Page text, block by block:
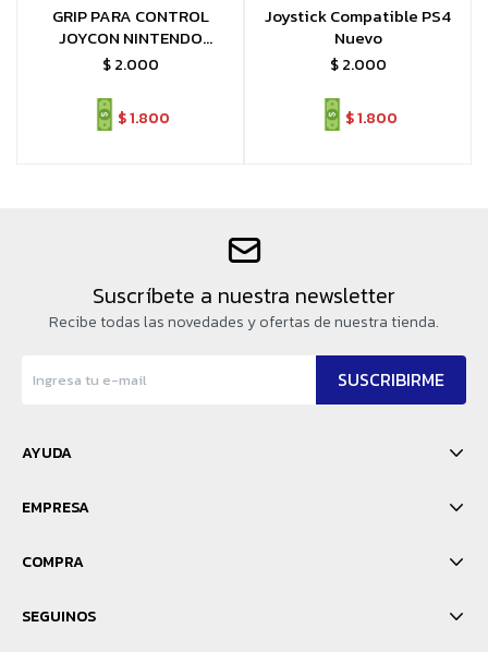
GRIP PARA CONTROL
JOYCON NINTENDO
SWITCH MANDO JOYSTICK
$ 2.000
$1.800
Joystick Compatible PS4
Nuevo
$ 2.000
$1.800
Suscríbete a nuestra newsletter
Recibe todas las novedades y ofertas de nuestra tienda.
SUSCRIBIRME
AYUDA
EMPRESA
COMPRA
SEGUINOS